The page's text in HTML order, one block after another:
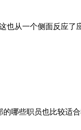
从一个侧面反应
哪些职员也比较适